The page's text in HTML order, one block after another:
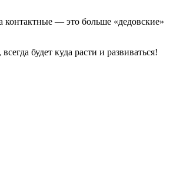
контактные — это больше «дедовские»
будет куда расти и развиваться!